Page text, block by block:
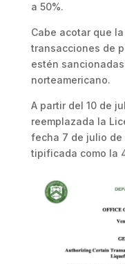
a 50%.
Cabe acotar que
transacciones de
estén
norteamericano.
A partir del 10 de
reemplazada la
fecha 7 de julio de
tipificada como la